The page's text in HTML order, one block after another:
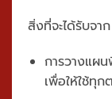
สิ่งที่จะได้รับจา
การวางแผ
เพื่อให้ใช้ทุ